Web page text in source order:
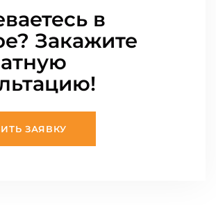
в
Закажите
ЗАЯВКУ